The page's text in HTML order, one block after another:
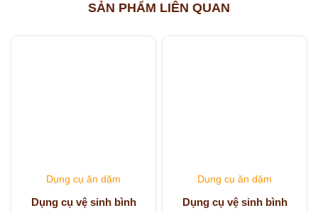
SẢN PHẨM LIÊN QUAN
Dụng cụ ăn dặm
Dụng cụ vệ sinh bình
Dụng cụ ăn dặm
Dụng cụ vệ sinh bình